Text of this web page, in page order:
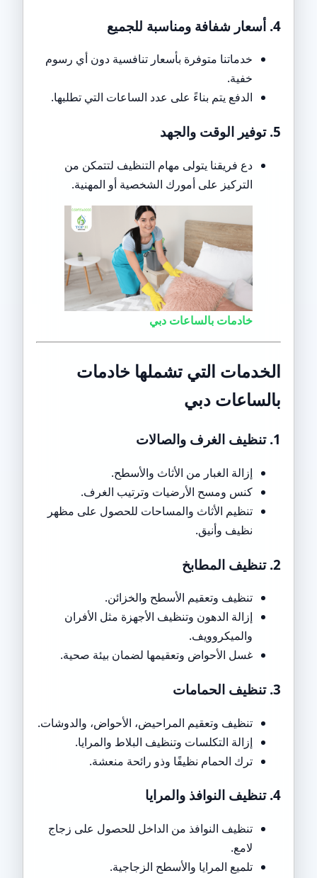
4. أسعار شفافة ومناسبة للجميع
خدماتنا متوفرة بأسعار تنافسية دون أي رسوم
خفية.
الدفع يتم بناءً على عدد الساعات التي تطلبها.
5. توفير الوقت والجهد
دع فريقنا يتولى مهام التنظيف لتتمكن من
التركيز على أمورك الشخصية أو المهنية.
خادمات بالساعات دبي
الخدمات التي تشملها خادمات
بالساعات دبي
1. تنظيف الغرف والصالات
إزالة الغبار من الأثاث والأسطح.
كنس ومسح الأرضيات وترتيب الغرف.
تنظيم الأثاث والمساحات للحصول على مظهر
نظيف وأنيق.
2. تنظيف المطابخ
تنظيف وتعقيم الأسطح والخزائن.
إزالة الدهون وتنظيف الأجهزة مثل الأفران
والميكروويف.
غسل الأحواض وتعقيمها لضمان بيئة صحية.
3. تنظيف الحمامات
تنظيف وتعقيم المراحيض، الأحواض، والدوشات.
إزالة التكلسات وتنظيف البلاط والمرايا.
ترك الحمام نظيفًا وذو رائحة منعشة.
4. تنظيف النوافذ والمرايا
تنظيف النوافذ من الداخل للحصول على زجاج
لامع.
تلميع المرايا والأسطح الزجاجية.